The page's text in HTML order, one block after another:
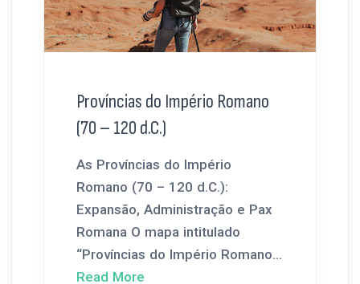
Províncias do Império Romano
(70 – 120 d.C.)
As Províncias do Império
Romano (70 – 120 d.C.):
Expansão, Administração e Pax
Romana O mapa intitulado
“Províncias do Império Romano...
Read More